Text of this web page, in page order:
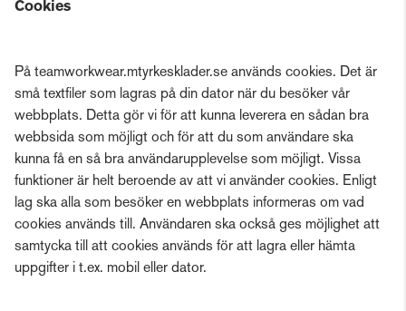
Cookies
På teamworkwear.mtyrkesklader.se används cookies. Det är
små textfiler som lagras på din dator när du besöker vår
webbplats. Detta gör vi för att kunna leverera en sådan bra
webbsida som möjligt och för att du som användare ska
kunna få en så bra användarupplevelse som möjligt. Vissa
funktioner är helt beroende av att vi använder cookies. Enligt
lag ska alla som besöker en webbplats informeras om vad
cookies används till. Användaren ska också ges möjlighet att
samtycka till att cookies används för att lagra eller hämta
uppgifter i t.ex. mobil eller dator.